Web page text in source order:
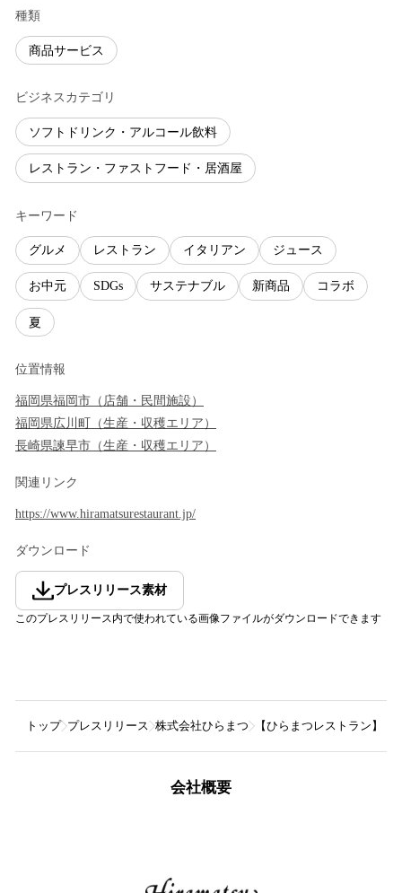
種類
商品サービス
ビジネスカテゴリ
ソフトドリンク・アルコール飲料
レストラン・ファストフード・居酒屋
キーワード
グルメ レストラン イタリアン ジュース
お中元 SDGs サステナブル 新商品 コラボ
夏
位置情報
福岡県福岡市 （ 店舗・民間施設 ）
福岡県広川町 （生産・収穫エリア ）
長崎県諫早市 （生産・収穫エリア ）
関連リンク
https://www.hiramatsurestaurant.jp/
ダウンロード
プレスリリース素材
このプレスリリース内で使われている画像ファイルがダウンロードできます
トップ プレスリリース 株式会社ひらまつ 【ひらまつレストラン】
会社概要